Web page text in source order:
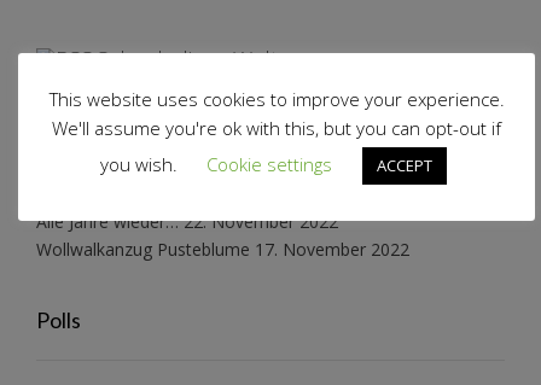
Schnabelinas Welt
Schneeflockenkleid reloaded 27. März 2025
Konzertkleidung 2. Mai 2023
Alle Jahre wieder… 22. November 2022
Wollwalkanzug Pusteblume 17. November 2022
Polls
This website uses cookies to improve your experience.
We'll assume you're ok with this, but you can opt-out if
you wish.
Cookie settings ACCEPT